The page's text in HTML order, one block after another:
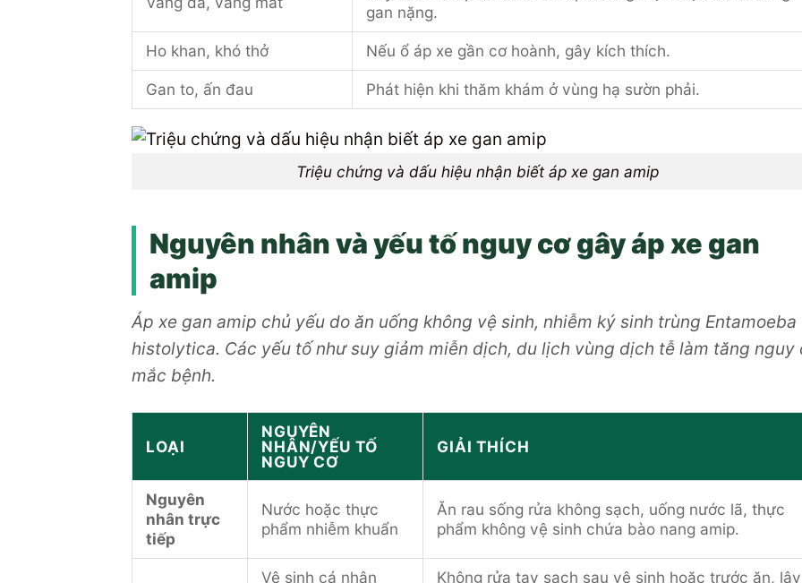
gan nặng.
Ho khan, khó thở Nếu ổ áp xe gần cơ hoành, gây kích thích.
Gan to, ấn đau Phát hiện khi thăm khám ở vùng hạ sườn phải.
Triệu chứng và dấu hiệu nhận biết áp xe gan amip
Nguyên nhân và yếu tố nguy cơ gây áp xe gan
amip
Áp xe gan amip chủ yếu do ăn uống không vệ sinh, nhiễm ký sinh trùng Entamoeba
histolytica. Các yếu tố như suy giảm miễn dịch, du lịch vùng dịch tễ làm tăng nguy
mắc bệnh.
LOẠI
NGUYÊN
NHÂN/YẾU TỐ
NGUY CƠ
GIẢI THÍCH
Nguyên
nhân trực
tiếp
Nước hoặc thực
phẩm nhiễm khuẩn
Ăn rau sống rửa không sạch, uống nước lã, thực
phẩm không vệ sinh chứa bào nang amip.
Vệ sinh cá nhân
Không rửa tay sạch sau vệ sinh hoặc trước ăn, lây